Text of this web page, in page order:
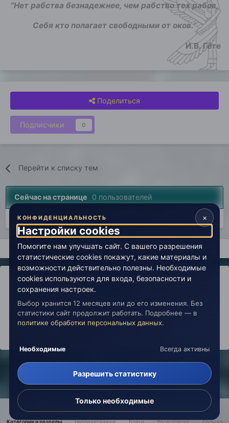
"Нет рабства безнадежнее, чем рабство тех рабов,
Себя кто полагает свободными от оков."
И.В. Гёте
Поделиться
Подписчики 0
Перейти к списку тем
Сейчас на странице 0 пользователей
Нет пользователей, просматривающих эту страницу.
Главная Лаборатория История Вселенная Живой
IPS ThemebyIPSFocus
Политика конфиденциальности
Обратная связь
Настройки cookies
copyright © 2026 Живая Эзотерика
Категории и разделы Непрочитанные Войти Регистрация Больше
×
КОНФИДЕНЦИАЛЬНОСТЬ
Настройки cookies
Помогите нам улучшать сайт. С вашего разрешения
статистические cookies покажут, какие материалы и
возможности действительно полезны. Необходимые
cookies используются для входа, безопасности и
сохранения настроек.
Выбор хранится 12 месяцев или до его изменения. Без
статистики сайт продолжит работать. Подробнее — в
политике обработки персональных данных.
Необходимые Всегда активны
Разрешить статистику
Только необходимые